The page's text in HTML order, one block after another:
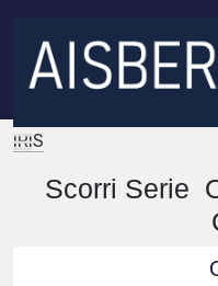
IRIS
Scorri Serie